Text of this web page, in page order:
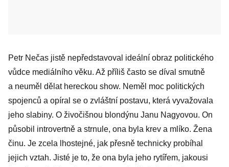
Petr Nečas jistě nepředstavoval ideál­ní obraz politického
vůdce mediálního věku. Až příliš často se díval smutně
a neuměl dělat hereckou show. Neměl moc politických
spojenců a opíral se o zvláštní postavu, která vyvažovala
jeho slabiny. O živočišnou blondýnu Janu Nagyovou. On
působil introvertně a strnule, ona byla krev a mlíko. Žena
činu. Je zcela lhostejné, jak přesně technicky probíhal
jejich vztah. Jisté je to, že ona byla jeho rytířem, jakousi